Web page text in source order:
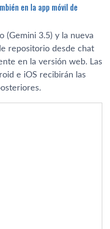
en la app móvil de
(Gemini 3.5) y la nueva
repositorio desde chat
en la versión web. Las
e iOS recibirán las